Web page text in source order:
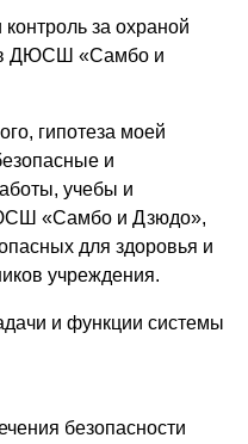
за охраной
в ДЮСШ «Самбо и
гипотеза моей
и
учебы и
«Самбо и Дзюдо»,
для здоровья и
учреждения.
и функции системы
безопасности